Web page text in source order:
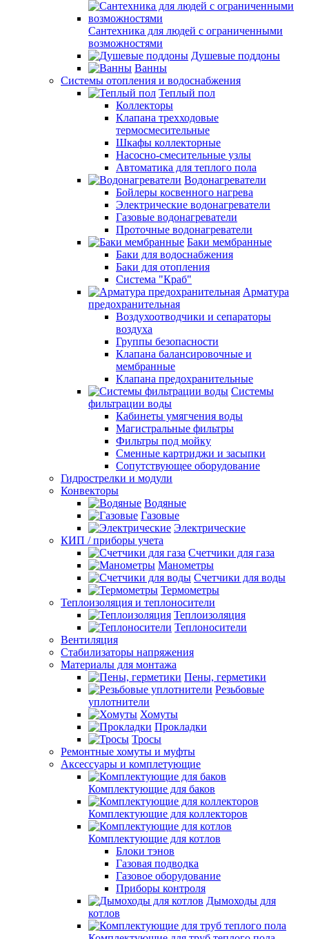
Сантехника для людей с ограниченными
возможностями
Душевые поддоны
Ванны
Системы отопления и водоснабжения
Теплый пол
Коллекторы
Клапана трехходовые
термосмесительные
Шкафы коллекторные
Насосно-смесительные узлы
Автоматика для теплого пола
Водонагреватели
Бойлеры косвенного нагрева
Электрические водонагреватели
Газовые водонагреватели
Проточные водонагреватели
Баки мембранные
Баки для водоснабжения
Баки для отопления
Система "Краб"
Арматура
предохранительная
Воздухоотводчики и сепараторы
воздуха
Группы безопасности
Клапана балансировочные и
мембранные
Клапана предохранительные
Системы
фильтрации воды
Кабинеты умягчения воды
Магистральные фильтры
Фильтры под мойку
Сменные картриджи и засыпки
Сопутствующее оборудование
Гидрострелки и модули
Конвекторы
Водяные
Газовые
Электрические
КИП / приборы учета
Счетчики для газа
Манометры
Счетчики для воды
Термометры
Теплоизоляция и теплоносители
Теплоизоляция
Теплоносители
Вентиляция
Стабилизаторы напряжения
Материалы для монтажа
Пены, герметики
Резьбовые
уплотнители
Хомуты
Прокладки
Тросы
Ремонтные хомуты и муфты
Аксессуары и комплетующие
Комплектующие для баков
Комплектующие для коллекторов
Комплектующие для котлов
Блоки тэнов
Газовая подводка
Газовое оборудование
Приборы контроля
Дымоходы для
котлов